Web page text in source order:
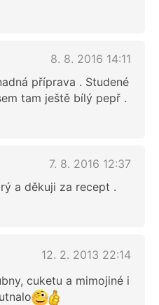
8. 8. 2016 14:11
příprava . Studené
tam ještě bílý pepř .
7. 8. 2016 12:37
a děkuji za recept .
12. 2. 2013 22:14
cuketu a mimojiné i